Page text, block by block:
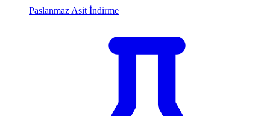
Paslanmaz Asit İndirme